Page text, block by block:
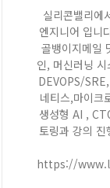
실리콘밸리에
엔지니어 입
골뱅이지메일
인, 머신러닝
DEVOPS/
네티스,마이
생성형 AI ,
토링과 강의
https://